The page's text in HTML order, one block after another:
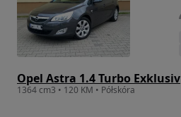
Opel Astra 1.4 Turbo Exklusiv
1364 cm3 • 120 KM • Półskóra